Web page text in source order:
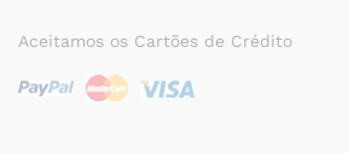
Aceitamos os Cartões de Crédito